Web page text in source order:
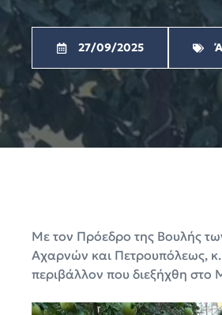
27/09/2025
Με τον Πρόεδρο της Βουλής
Αχαρνών και Πετρουπόλεως,
περιβάλλον που διεξήχθη στο